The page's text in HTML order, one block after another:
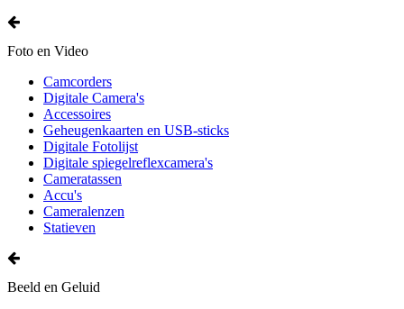
Foto en Video
Camcorders
Digitale Camera's
Accessoires
Geheugenkaarten en USB-sticks
Digitale Fotolijst
Digitale spiegelreflexcamera's
Cameratassen
Accu's
Cameralenzen
Statieven
Beeld en Geluid